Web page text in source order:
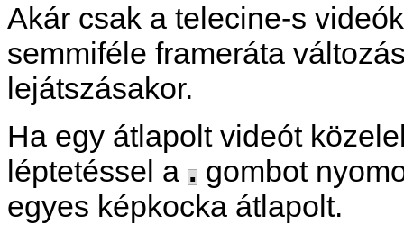
Akár csak a telecine-s
semmiféle frameráta
lejátszásakor.
Ha egy átlapolt videót
léptetéssel a . gombot
egyes képkocka átlapolt.